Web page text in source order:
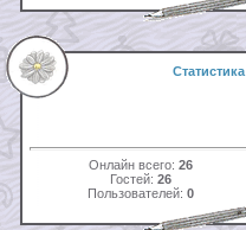
Статистика
Онлайн всего: 26
Гостей: 26
Пользователей: 0